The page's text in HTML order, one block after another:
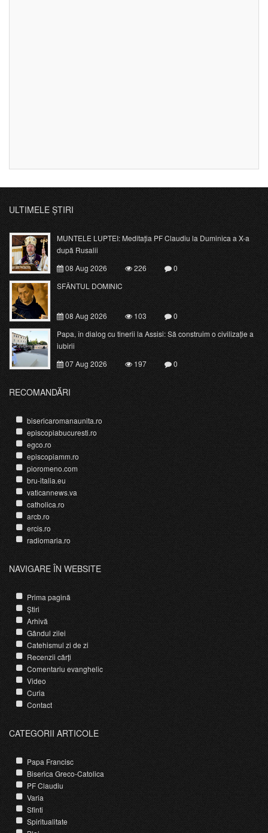
ULTIMELE ȘTIRI
MUNTELE LUPTEI: Meditația PF Claudiu la Duminica a X-a
după Rusalii
08 Aug 2026
226
0
SFÂNTUL DOMINIC
08 Aug 2026 103
0
Papa, în dialog cu tinerii la Assisi: Să construim o civilizație a
iubirii
07 Aug 2026
197 0
RECOMANDĂRI
bisericaromanaunita.ro
episcopiabucuresti.ro
egco.ro
episcopiamm.ro
pioromeno.com
bru-italia.eu
vaticannews.va
catholica.ro
arcb.ro
ercis.ro
radiomaria.ro
NAVIGARE ÎN WEBSITE
Prima pagină
Știri
Arhivă
Gândul zilei
Catehismul zi de zi
Recenzii cărți
Comentariu evanghelic
Video
Curia
Contact
CATEGORII ARTICOLE
Papa Francisc
Biserica Greco-Catolica
PF Claudiu
Varia
Sfinti
Spiritualitate